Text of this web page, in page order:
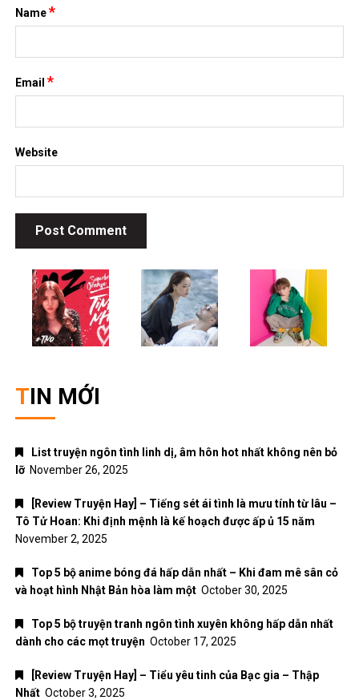
Name*
Email*
Website
TIN MỚI
List truyện ngôn tình linh dị, âm hôn hot nhất không nên bỏ
lỡ November 26, 2025
[Review Truyện Hay] – Tiếng sét ái tình là mưu tính từ lâu –
Tô Tử Hoan: Khi định mệnh là kế hoạch được ấp ủ 15 năm
November 2, 2025
Top 5 bộ anime bóng đá hấp dẫn nhất – Khi đam mê sân cỏ
và hoạt hình Nhật Bản hòa làm một October 30, 2025
Top 5 bộ truyện tranh ngôn tình xuyên không hấp dẫn nhất
dành cho các mọt truyện October 17, 2025
[Review Truyện Hay] – Tiểu yêu tinh của Bạc gia – Thập
Nhất October 3, 2025